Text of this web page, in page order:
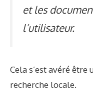
et les
l’utilisateur.
Cela s’est avéré
recherche locale.